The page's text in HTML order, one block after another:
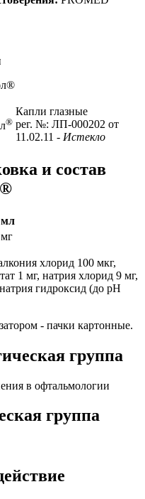
®
Капли глазные
рег. №: ЛП-000202 от
11.02.11 - Истекло
и состав
мл
хлорид 100 мкг,
1 мг, натрия хлорид 9 мг,
гидроксид (до рН
- пачки картонные.
группа
в офтальмологии
группа